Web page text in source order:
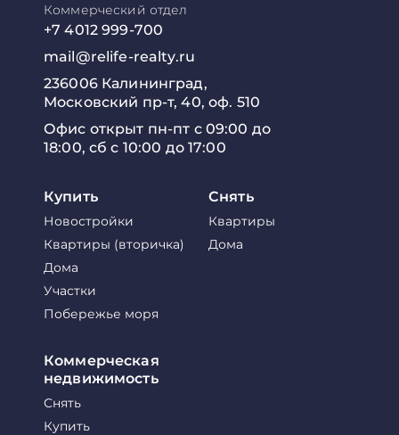
Коммерческий отдел
+7 4012 999-700
mail@relife-realty.ru
236006 Калининград,
Московский пр-т, 40, оф. 510
Офис открыт пн-пт с 09:00 до
18:00, сб с 10:00 до 17:00
Купить
Новостройки
Квартиры (вторичка)
Дома
Участки
Побережье моря
Снять
Квартиры
Дома
Коммерческая
недвижимость
Снять
Купить